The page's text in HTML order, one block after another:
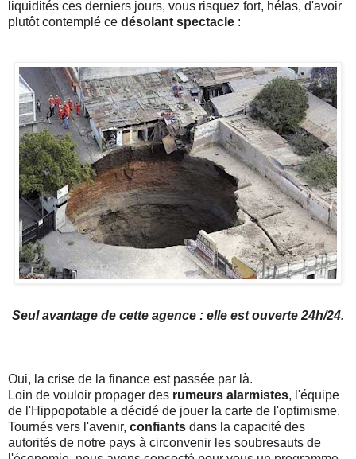
liquidités ces derniers jours, vous risquez fort, hélas, d'avoir
plutôt contemplé ce désolant spectacle :
Seul avantage de cette agence : elle est ouverte 24h/24.
Oui, la crise de la finance est passée par là.
Loin de vouloir propager des rumeurs alarmistes, l'équipe
de l'Hippopotable a décidé de jouer la carte de l'optimisme.
Tournés vers l'avenir, confiants dans la capacité des
autorités de notre pays à circonvenir les soubresauts de